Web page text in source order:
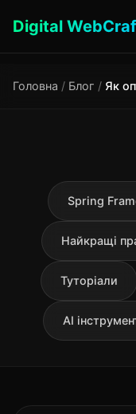
Digital
Головна / Блог /
Spring
Найкращі
Туторіали
AI